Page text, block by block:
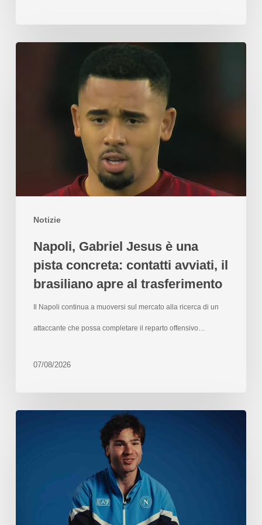
Notizie
Napoli, Gabriel Jesus è una
pista concreta: contatti avviati, il
brasiliano apre al trasferimento
Il Napoli continua a muoversi sul mercato alla ricerca di un
attaccante che possa completare il reparto offensivo…
07/08/2026